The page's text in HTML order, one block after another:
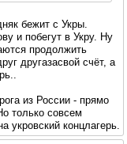
бежит с Укры.
и побегут в Укру. Ну
продолжить
другазасвой счёт, а
из России - прямо
только совсем
укровский концлагерь.